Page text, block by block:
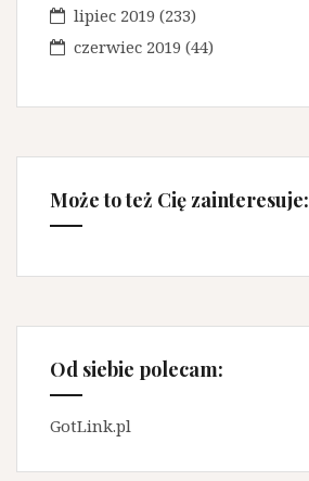
lipiec 2019 (233)
czerwiec 2019 (44)
Może to też Cię zainteresuje:
Od siebie polecam:
GotLink.pl